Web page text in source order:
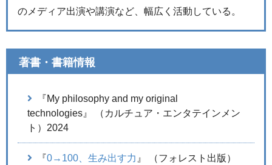
のメディア出演や講演など、幅広く活動している。
著書・書籍情報
『My philosophy and my original
technologies』 （カルチュア・エンタテインメン
ト）2024
『0→100、生み出す力 』 （フォレスト出版）